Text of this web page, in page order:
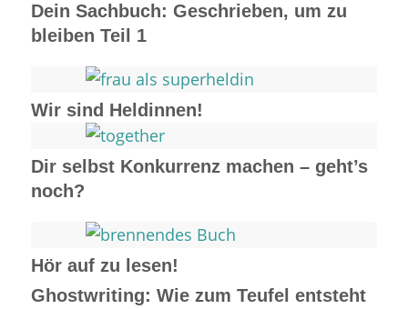
Dein Sachbuch: Geschrieben, um zu
bleiben Teil 1
Wir sind Heldinnen!
Dir selbst Konkurrenz machen – geht’s
noch?
Hör auf zu lesen!
Ghostwriting: Wie zum Teufel entsteht